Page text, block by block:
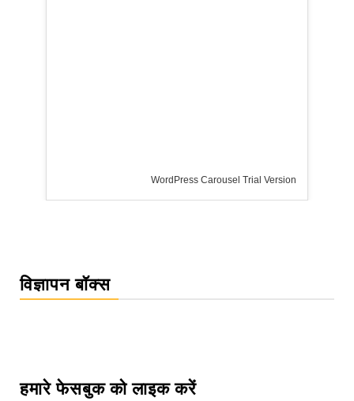
विज्ञापन बॉक्स
हमारे फेसबुक को लाइक करें